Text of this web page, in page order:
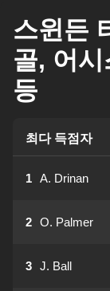
스윈든
골, 어
등
최다 득점자
1 A. Drinan
2 O. Palmer
3 J. Ball